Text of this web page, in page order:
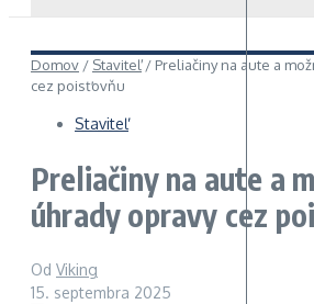
Domov / Staviteľ/ Preliačiny na aute a
cez poisťovňu
Staviteľ
Preliačiny na aute a
úhrady opravy cez
Od Viking
15. septembra 2025